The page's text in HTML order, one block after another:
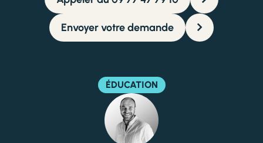
Envoyer votre demande
ÉDUCATION